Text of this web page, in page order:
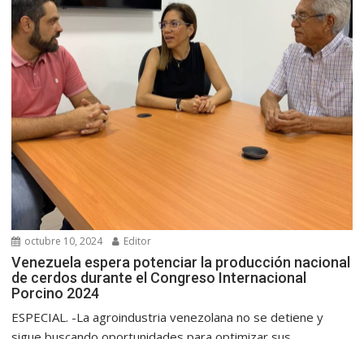
octubre 10, 2024 Editor
Venezuela espera potenciar la producción nacional
de cerdos durante el Congreso Internacional
Porcino 2024
ESPECIAL. -La agroindustria venezolana no se detiene y